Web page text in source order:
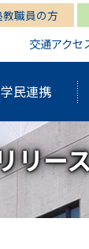
職員の方
交通アクセ
情報学部
民連携
ズ学部
・サービス
リー